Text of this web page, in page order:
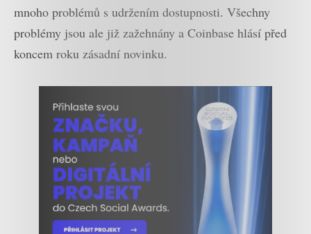
mnoho problémů s udržením dostupnosti. Všechny
problémy jsou ale již zažehnány a Coinbase hlásí před
koncem roku zásadní novinku.